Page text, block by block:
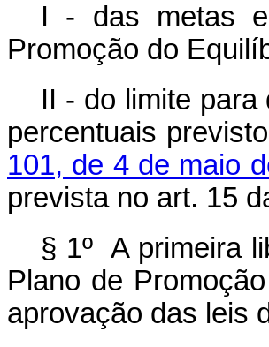
I - das metas
Promoção do
II - do limite
percentuais
101, de 4 de maio
prevista no art. 15
§ 1º A primeira
Plano de
aprovação das leis